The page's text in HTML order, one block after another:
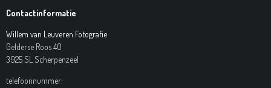
Contactinformatie
Willem van Leuveren Fotografie
Gelderse Roos 40
3925 SL Scherpenzeel
telefoonnummer: